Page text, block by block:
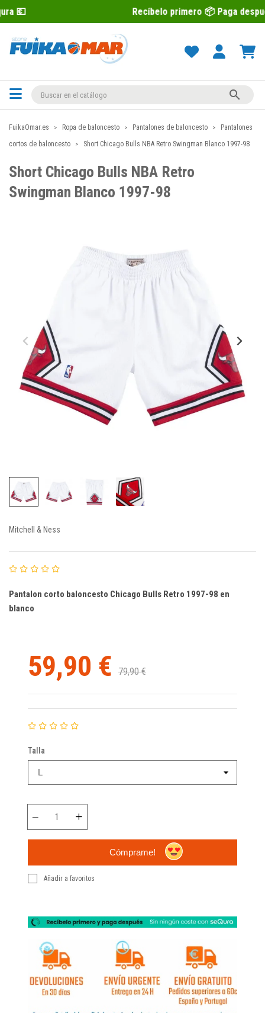
Recíbelo primero 📦 Paga después con

FuikaOmar.es Ropa de baloncesto Pantalones de baloncesto
Pantalones
cortos de baloncesto
Short Chicago Bulls NBA Retro Swingman Blanco 1997-98
Short Chicago Bulls NBA Retro
Swingman Blanco 1997-98
Mitchell & Ness
Pantalon corto baloncesto Chicago Bulls Retro 1997-98 en
blanco
59,90 € 79,90 €
Talla
Cómprame!
Añadir a favoritos